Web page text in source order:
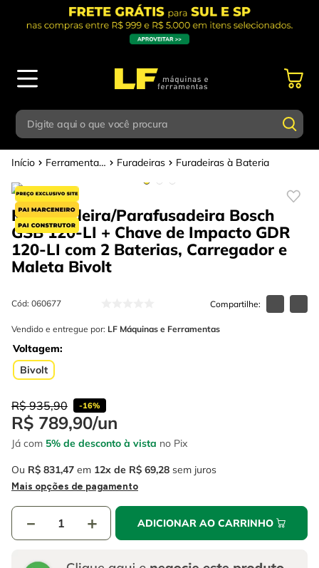
Digite aqui o que você procura
Digite aqui o que você procura
Ferramentas Elétricas - Bateria Furadeiras Furadeiras à Bateria
Kit Furadeira/Parafusadeira Bosch
GSB 120-LI + Chave de Impacto GDR
120-LI com 2 Baterias, Carregador e
Maleta Bivolt
Cód: 060677
Vendido e entregue por: LF Máquinas e Ferramentas
Voltagem
Bivolt
R$ 935,90 -16%
R$ 789,90/un
Já com 5% de desconto à vista no Pix
Ou R$ 831,47 em 12 R$ 69,28 sem juros
Mais opções de pagamento
＋
－ ADICIONAR AO CARRINHO
Termos mais buscados
1º parafusadeira
2º caixa ferramentas
3º esmerilhadeira
4º escada
5º serra circular
6º fio
7º serra copo
8º
9º cabo flexivel
disco corte
Termos mais buscados
º parafusadeira
caixa ferramentas
º serra circular
º fio
º serra copo
chave impacto
10º disco corte